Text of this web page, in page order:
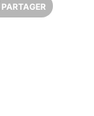
PARTAGER